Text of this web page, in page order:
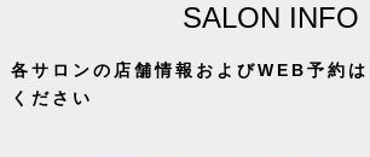
SALON INFO
各サロンの店舗情報およびWEB予約
ください